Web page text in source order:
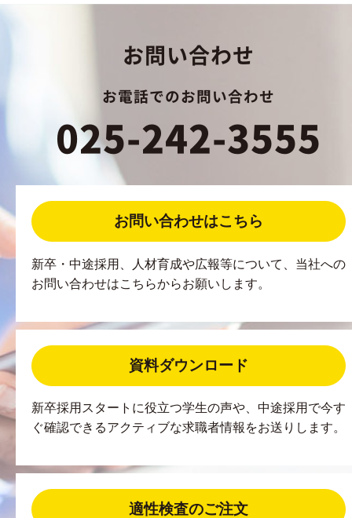
お問い合わせ
お電話でのお問い合わせ
025-242-3555
お問い合わせはこちら
新卒・中途採用、人材育成や広報等について、当社への
お問い合わせはこちらからお願いします。
資料ダウンロード
新卒採用スタートに役立つ学生の声や、中途採用で今す
ぐ確認できるアクティブな求職者情報をお送りします。
適性検査のご注文